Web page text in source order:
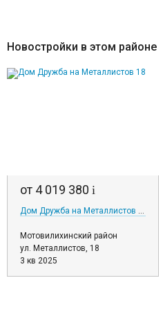
Новостройки в этом районе
от 4 019 380 i
Дом Дружба на Металлистов 18
Мотовилихинский район
ул. Металлистов, 18
3 кв 2025